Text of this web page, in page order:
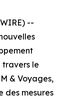
--
travers le
& Voyages,
des mesures